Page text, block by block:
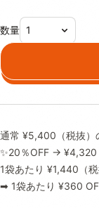
数量
通常 ¥5,400（税抜）
✨20％OFF → ¥4,320
1袋あたり ¥1,440（税
➡ 1袋あたり ¥360